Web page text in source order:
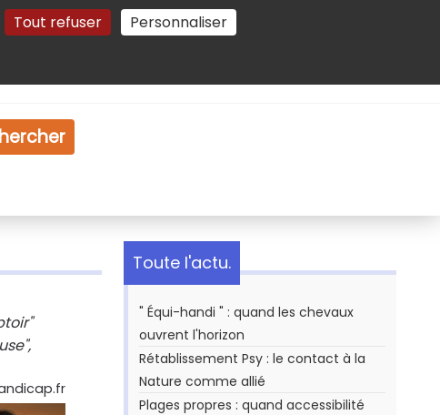
Tout refuser Personnaliser
site Gestion des cookies
Toute l'actu.
" Équi-handi " : quand les chevaux
ouvrent l'horizon
Rétablissement Psy : le contact à la
Nature comme allié
Plages propres : quand accessibilité